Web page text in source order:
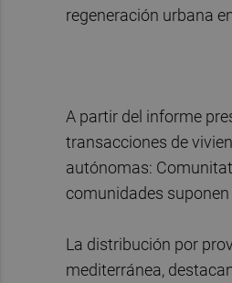
regeneración urbana
A partir del informe
transacciones de
autónomas: Comunitat
comunidades
La distribución por
mediterránea,